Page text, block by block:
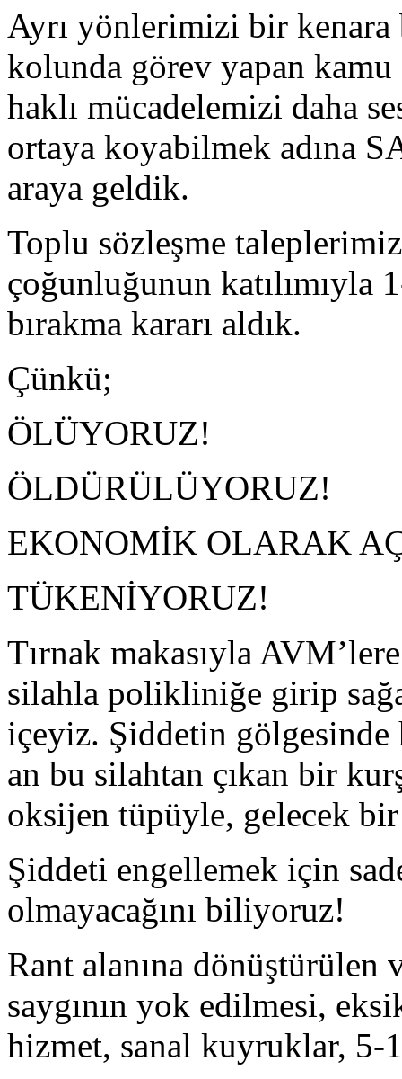
Ayrı yönlerimizi bir kenara
kolunda görev yapan kamu
haklı mücadelemizi daha
ortaya koyabilmek adına
araya geldik.
Toplu sözleşme
çoğunluğunun katılımıyla
bırakma kararı aldık.
Çünkü;
ÖLÜYORUZ!
ÖLDÜRÜLÜYORUZ!
EKONOMİK OLARAK
TÜKENİYORUZ!
Tırnak makasıyla
silahla polikliniğe girip
içeyiz. Şiddetin gölgesinde
an bu silahtan çıkan bir
oksijen tüpüyle, gelecek
Şiddeti engellemek için
olmayacağını biliyoruz!
Rant alanına dönüştürülen
saygının yok edilmesi,
hizmet, sanal kuyruklar,